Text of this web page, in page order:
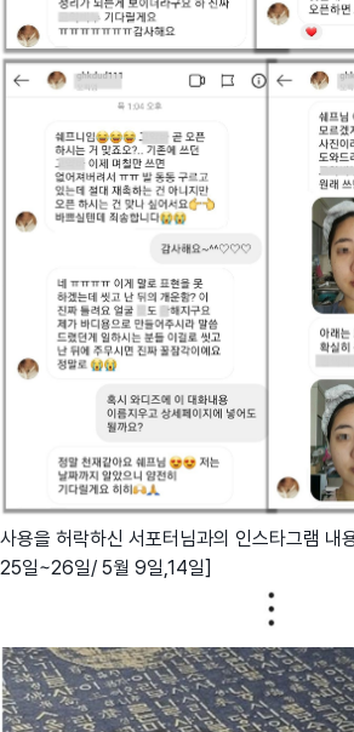
사용을 허락하신 서포터님과의 인스타그램
25일~26일/ 5월 9일,14일]